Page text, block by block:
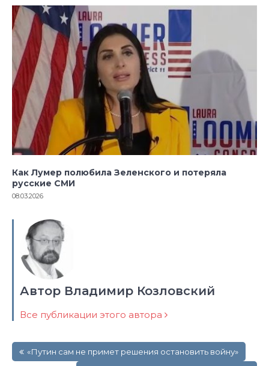
Как Лумер полюбила Зеленского и потеряла
русские СМИ
08.03.2026
Автор Владимир Козловский
Все публикации этого автора
по «Путин сам не примет решения остановить войну»